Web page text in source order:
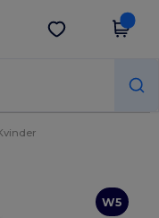
Hent app
W5